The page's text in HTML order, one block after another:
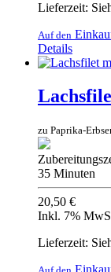
Lieferzeit:
Auf den
Details
zu Paprika-
35 Minuten
20,50 €
Inkl. 7%
Lieferzeit: